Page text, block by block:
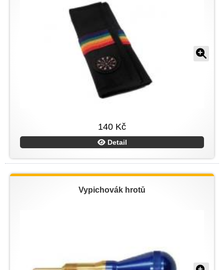
140 Kč
Detail
Vypichovák hrotů